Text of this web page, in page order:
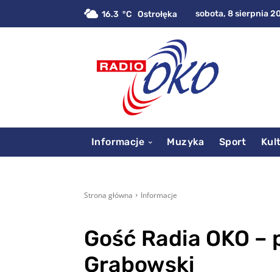
16.3 C Ostrołęka sobota, 8 sierpnia
Informacje Muzyka Sport
Strona główna Informacje
Gość Radia OKO –
Grabowski